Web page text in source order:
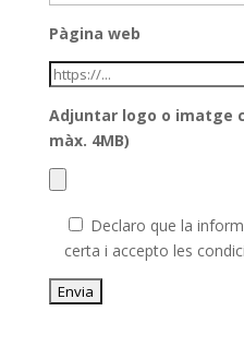
Pàgina web
Adjuntar logo o imatge
màx. 4MB)
Declaro que la
certa i accepto les